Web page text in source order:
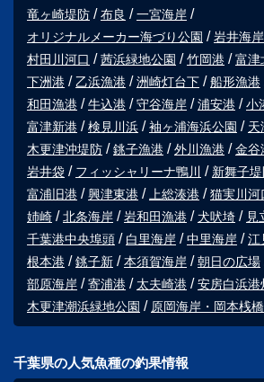
竜ヶ崎堤防
布良
一宮海岸
オリジナルメーカー海づり公園
岩井海岸
村田川河口
茜浜緑地公園 竹岡港 富津
下洲港
乙浜漁港 洲崎灯台下 船形漁港
和田漁港
牛込港 守谷海岸 浦安港 小
富津新港
検見川浜 袖ヶ浦海浜公園 天
木更津沖堤防
銚子漁港 外川漁港 金谷
岩井袋
フィッシャリーナ鴨川 新舞子
富浦旧港
興津東港 上総湊港 猫実川河
姉崎
北条海岸 岩和田漁港 犬吠埼 見
千葉港中央埠頭
白里海岸 中里海岸 江
根本港
銚子新 本須賀海岸 朝日の広場
部原海岸
寄浦港 太夫崎港
安房白浜港
木更津潮浜緑地公園
原岡海岸・岡本桟橋
千葉県の人気魚種の釣果情報